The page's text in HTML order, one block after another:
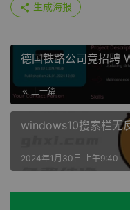
生成海报
德国铁路公司竟招聘
上一篇
windows10搜索栏无
2024年1月30日 上午9:40